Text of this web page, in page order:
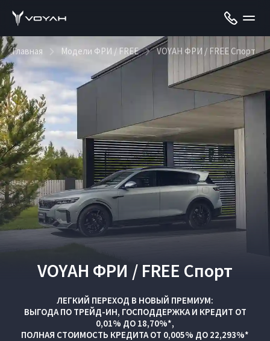
Главная Модели ФРИ / FREE VOYAH ФРИ / FREE Спорт
VOYAH ФРИ / FREE Спорт
ЛЕГКИЙ ПЕРЕХОД В НОВЫЙ ПРЕМИУМ:
ВЫГОДА ПО ТРЕЙД-ИН, ГОСПОДДЕРЖКАИ КРЕДИТ ОТ
0,01% ДО 18,70%*,
ПОЛНАЯ СТОИМОСТЬ КРЕДИТА ОТ 0,005% ДО 22,293%*